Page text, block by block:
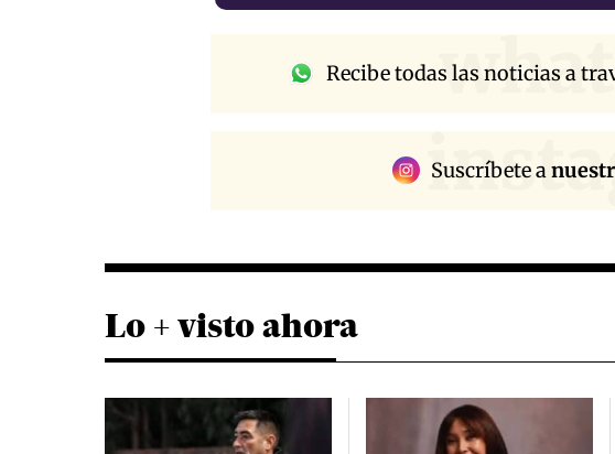
Recibe todas las noticias a
Suscríbete a
Lo + visto ahora